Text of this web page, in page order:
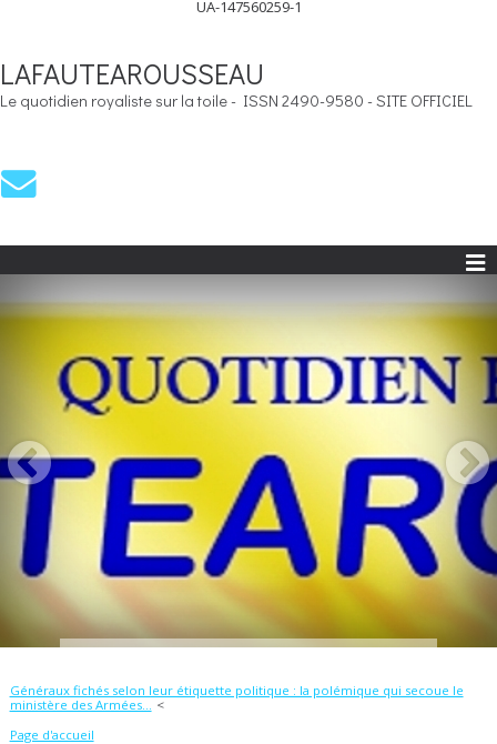
UA-147560259-1
LAFAUTEAROUSSEAU
Le quotidien royaliste sur la toile - ISSN 2490-9580 - SITE OFFICIEL
Généraux fichés selon leur étiquette politique : la polémique qui secoue le
ministère des Armées...
Page d'accueil